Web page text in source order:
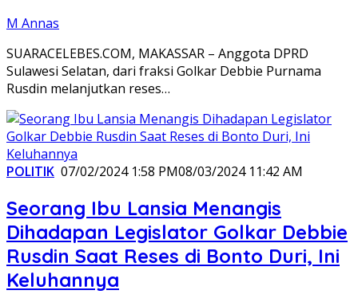
M Annas
SUARACELEBES.COM, MAKASSAR – Anggota DPRD
Sulawesi Selatan, dari fraksi Golkar Debbie Purnama
Rusdin melanjutkan reses…
POLITIK 07/02/2024 1:58 PM08/03/2024 11:42 AM
Seorang Ibu Lansia Menangis
Dihadapan Legislator Golkar Debbie
Rusdin Saat Reses di Bonto Duri, Ini
Keluhannya